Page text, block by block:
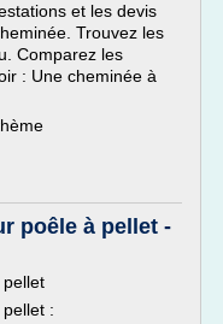
et les devis
Trouvez les
Comparez les
: Une cheminée à
poêle à pellet -
: